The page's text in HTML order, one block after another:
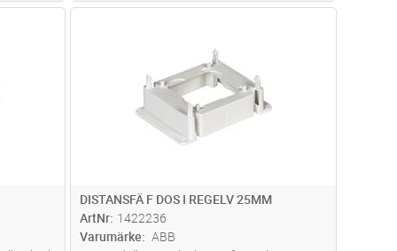
Skruvens längd kan anpassas 34-62 mm.
DISTANSFÄ F DOS I REGELV 25MM
ArtNr 1422236
Varumärke
ABB